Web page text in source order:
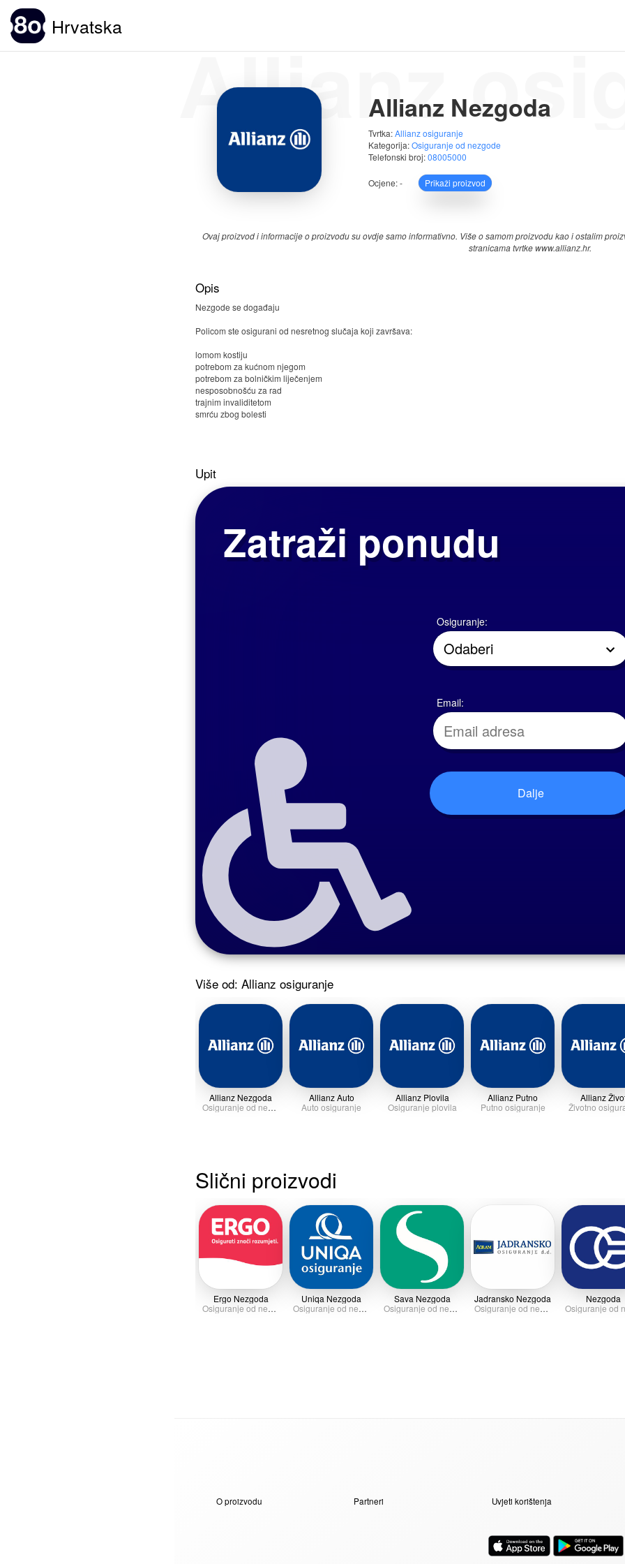
Hrvatska AllianzAllianz Nezgoda
Tvrtka:Allianz osiguranje
Kategorija:Osiguranje od nezgode
Telefonski broj:08005000
Ocjene:- Prikaži proizvod
Ovaj proizvod i informacije o proizvodu su ovdje samo informativno. Više o samom proizvodu kao i ostalim
stranicama tvrtke www.allianz.hr.
Opis
Nezgode se događaju
Policom ste osigurani od nesretnog slučaja koji završava:
lomom kostiju
potrebom za kućnom njegom
potrebom za bolničkim liječenjem
nesposobnošću za rad
trajnim invaliditetom
smrću zbog bolesti
Upit
Više od: Allianz osiguranje
Allianz Nezgoda
Osiguranje od nezgode
Allianz Auto
Auto osiguranje
Allianz Plovila
Osiguranje plovila
Allianz Putno
Putno osiguranje
Allianz
Životno
Slični proizvodi
Ergo Nezgoda
Osiguranje od nezgode
Uniqa Nezgoda
Osiguranje od nezgode
Sava Nezgoda
Osiguranje od nezgode
Jadransko Nezgoda
Osiguranje od nezgode
Nezgoda
O proizvodu Partneri Uvjeti korištenja